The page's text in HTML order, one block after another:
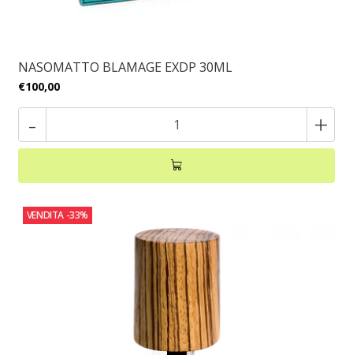
NASOMATTO BLAMAGE EXDP 30ML
€100,00
- +
VENDITA -33%